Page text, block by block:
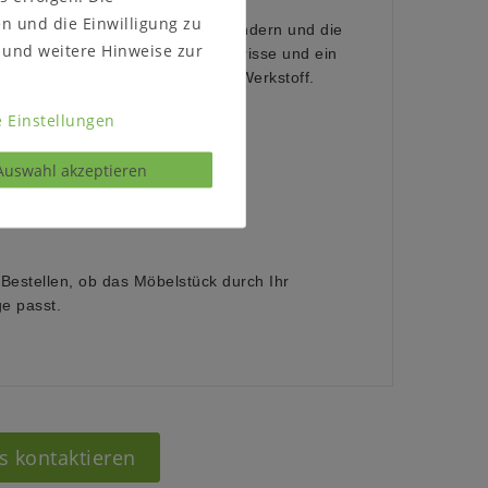
sich mit der Zeit farblich verändern und die
im Holz, sowie Haarrisse und ein
typisch für diesen natürlichen Werkstoff.
ob das Möbelstück durch Ihr
passt.
kontaktieren
und die Einwilligung zu
und weitere Hinweise zur
Einstellungen
akzeptieren